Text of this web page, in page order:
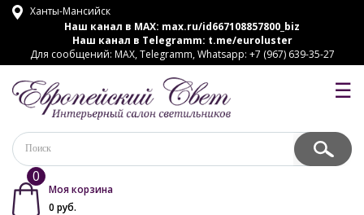
Ханты-Мансийск
Наш канал в MAX: max.ru/id667108857800_biz
Наш канал в Telegramm: t.me/euroluster
Для сообщений: MAX, Telegramm, Whatsapp: +7 (967) 639-35-27
☰
0
Моя корзина
0 руб.